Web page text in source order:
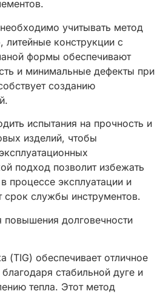
учитывать метод
конструкции с
формы обеспечивают
и минимальные дефекты при
созданию
испытания на прочность и
изделий, чтобы
подход позволит избежать
процессе эксплуатации и
срок службы инструментов.
долговечности
(TIG) обеспечивает отличное
стабильной дуге и
тепла. Этот метод